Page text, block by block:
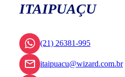
ITAIPUAÇU
(21) 26381-995
itaipuacu@wizard.com.br